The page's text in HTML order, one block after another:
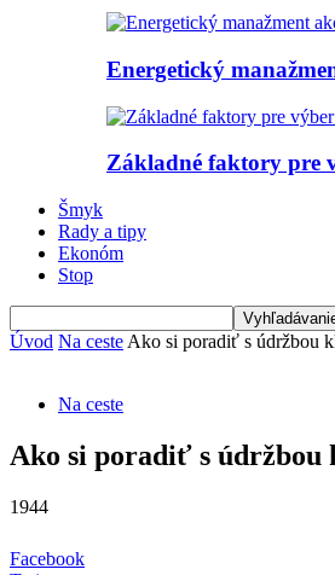
Energetický
Základné faktory pre
Šmyk
Rady a tipy
Ekonóm
Stop
Úvod Na ceste Ako si poradiť s údržbou
Na ceste
Ako si poradiť s údržbou
1944
Facebook